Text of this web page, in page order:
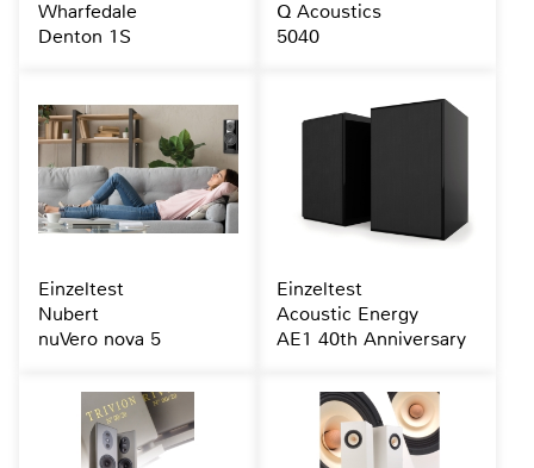
Wharfedale
Denton 1S
Q Acoustics
5040
Einzeltest
Nubert
nuVero nova 5
Einzeltest
Acoustic Energy
AE1 40th Anniversary